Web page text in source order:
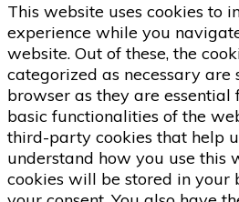
This website uses cookies to
experience while you
website. Out of these, the
categorized as necessary are
browser as they are
basic functionalities of the
third-party cookies that help
understand how you use this
cookies will be stored in your